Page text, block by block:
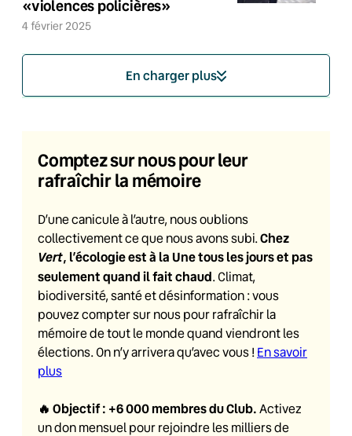
«violences policières»
4 février 2025
En charger plus
Comptez sur nous pour leur
rafraîchir la mémoire
D’une canicule à l’autre, nous oublions
collectivement ce que nous avons subi.Chez
Vert, l’écologie est à la Une tous les jours et pas
seulement quand il fait chaud. Climat,
biodiversité, santé et désinformation : vous
pouvez compter sur nous pour rafraîchir la
mémoire de tout le monde quand viendront les
élections. On n’y arrivera qu’avec vous ! En savoir
plus
🔥 Objectif : +6 000 membres du Club. Activez
un don mensuel pour rejoindre les milliers de